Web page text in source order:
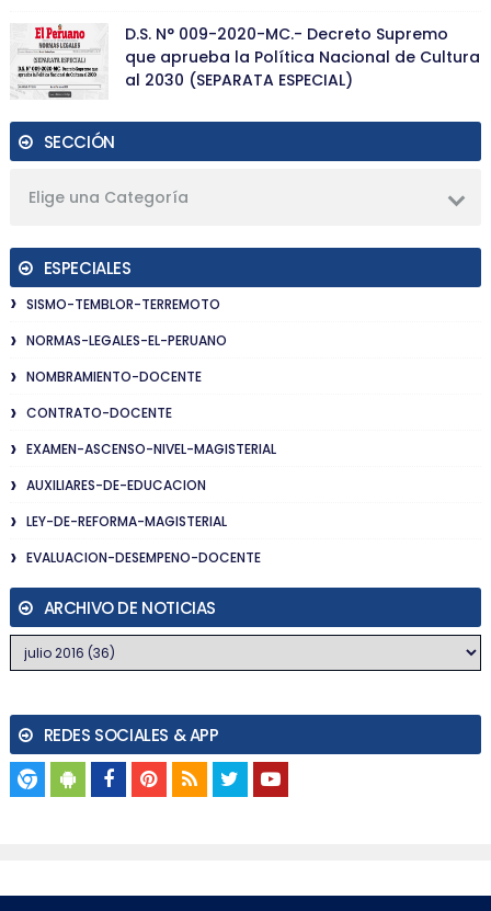
D.S. N° 009-2020-MC.- Decreto Supremo
que aprueba la Política Nacional de Cultura
al 2030 (SEPARATA ESPECIAL)
SECCIÓN
Elige una Categoría
ESPECIALES
SISMO-TEMBLOR-TERREMOTO
NORMAS-LEGALES-EL-PERUANO
NOMBRAMIENTO-DOCENTE
CONTRATO-DOCENTE
EXAMEN-ASCENSO-NIVEL-MAGISTERIAL
AUXILIARES-DE-EDUCACION
LEY-DE-REFORMA-MAGISTERIAL
EVALUACION-DESEMPENO-DOCENTE
ARCHIVO DE NOTICIAS
REDES SOCIALES & APP